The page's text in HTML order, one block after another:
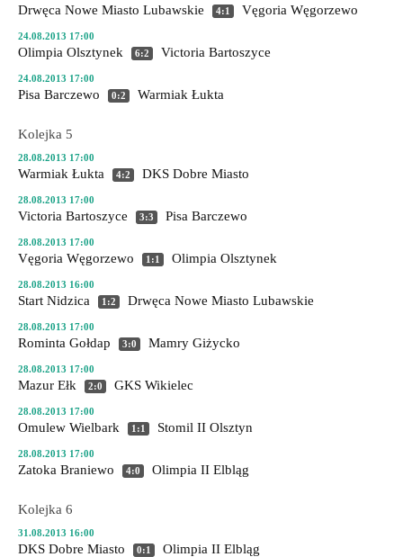
Drwęca Nowe Miasto Lubawskie 4:1 Vęgoria Węgorzewo
24.08.2013 17:00
Olimpia Olsztynek 6:2 Victoria Bartoszyce
24.08.2013 17:00
Pisa Barczewo 0:2 Warmiak Łukta
Kolejka 5
28.08.2013 17:00
Warmiak Łukta 4:2 DKS Dobre Miasto
28.08.2013 17:00
Victoria Bartoszyce 3:3 Pisa Barczewo
28.08.2013 17:00
Vęgoria Węgorzewo 1:1 Olimpia Olsztynek
28.08.2013 16:00
Start Nidzica 1:2 Drwęca Nowe Miasto Lubawskie
28.08.2013 17:00
Rominta Gołdap 3:0 Mamry Giżycko
28.08.2013 17:00
Mazur Ełk 2:0 GKS Wikielec
28.08.2013 17:00
Omulew Wielbark 1:1 Stomil II Olsztyn
28.08.2013 17:00
Zatoka Braniewo 4:0 Olimpia II Elbląg
Kolejka 6
31.08.2013 16:00
DKS Dobre Miasto 0:1 Olimpia II Elbląg